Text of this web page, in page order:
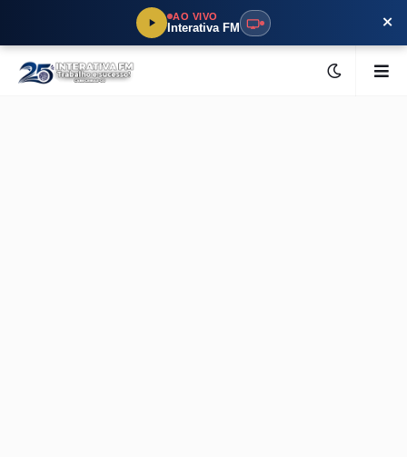
AO VIVO
Interativa FM ×